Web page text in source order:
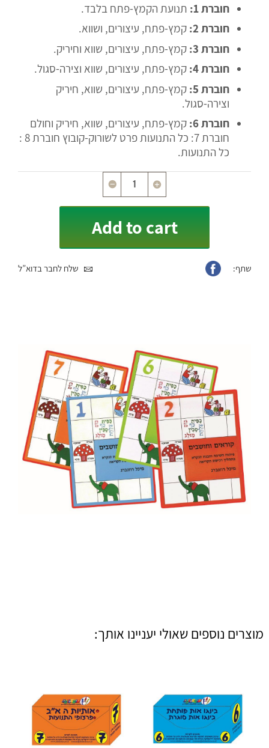
חוברת 1:
תנועת הקמץ-פתח בלבד.
חוברת 2:
קמץ-פתח, עיצורים, ושווא.
חוברת 3:
קמץ-פתח, עיצורים, שווא וחיריק.
חוברת 4:
קמץ-פתח, עיצורים, שווא וצירה-סגול.
חוברת 5:
קמץ-פתח, עיצורים, שווא, חיריק
וצירה-סגול.
חוברת 6:
קמץ-פתח, עיצורים, שווא, חיריק וחולם
חוברת 7: כל התנועות פרט לשורוק-קובוץ חוברת 8 :
כל התנועות.
Quantity
Add to cart
שתף: שלח לחבר בדוא”ל
מוצרים נוספים שאולי יעניינו אותך: